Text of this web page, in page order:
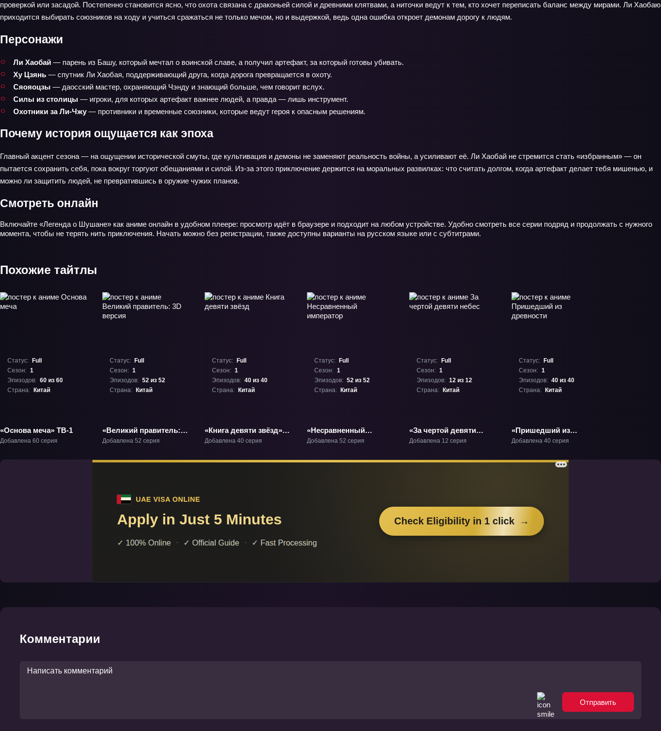
проверкой или засадой. Постепенно становится ясно, что охота связана с драконьей силой и древними клятвами, а ниточки ведут к тем, кто хочет переписать баланс между мирами. Ли Хаобаю
приходится выбирать союзников на ходу и учиться сражаться не только мечом, но и выдержкой, ведь одна ошибка откроет демонам дорогу к людям.
Персонажи
Ли Хаобай — парень из Башу, который мечтал о воинской славе, а получил артефакт, за который готовы убивать.
Ху Цзянь — спутник Ли Хаобая, поддерживающий друга, когда дорога превращается в охоту.
Сяояоцзы — даосский мастер, охраняющий Чэнду и знающий больше, чем говорит вслух.
Силы из столицы — игроки, для которых артефакт важнее людей, а правда — лишь инструмент.
Охотники за Ли‑Чжу — противники и временные союзники, которые ведут героя к опасным решениям.
Почему история ощущается как эпоха
Главный акцент сезона — на ощущении исторической смуты, где культивация и демоны не заменяют реальность войны, а усиливают её. Ли Хаобай не стремится стать «избранным» — он
пытается сохранить себя, пока вокруг торгуют обещаниями и силой. Из‑за этого приключение держится на моральных развилках: что считать долгом, когда артефакт делает тебя мишенью, и
можно ли защитить людей, не превратившись в оружие чужих планов.
Смотреть онлайн
Включайте «Легенда о Шушане» как аниме онлайн в удобном плеере: просмотр идёт в браузере и подходит на любом устройстве. Удобно смотреть все серии подряд и продолжать с нужного
момента, чтобы не терять нить приключения. Начать можно без регистрации, также доступны варианты на русском языке или с субтитрами.
Похожие тайтлы
Статус:
Full
Сезон: 1
Эпизодов: 60 из 60
Страна:
Китай
«Основа меча» ТВ-1
Добавлена 60 серия
Статус:
Full
Сезон: 1
Эпизодов: 52 из 52
Страна:
Китай
«Великий правитель:
3D версия» ТВ-1
Добавлена 52 серия
Статус:
Full
Сезон: 1
Эпизодов: 40 из 40
Страна:
Китай
«Книга девяти звёзд»
ТВ-1
Добавлена 40 серия
Статус:
Full
Сезон: 1
Эпизодов: 52 из 52
Страна:
Китай
«Несравненный
император» ТВ-1
Добавлена 52 серия
Статус:
Full
Сезон: 1
Эпизодов: 12 из 12
Страна:
Китай
«За чертой девяти
небес» ТВ-1
Добавлена 12 серия
Статус:
Full
Сезон: 1
Эпизодов: 40 из 40
Страна:
Китай
«Пришедший из
древности» ТВ-1
Добавлена 40 серия
Комментарии
Отправить